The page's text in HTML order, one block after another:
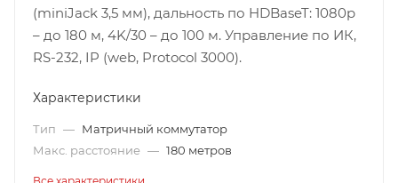
(miniJack 3,5 мм), дальность по HDBaseT: 1080p
– до 180 м, 4K/30 – до 100 м. Управление по ИК,
RS-232, IP (web, Protocol 3000).
Характеристики
Тип — Матричный коммутатор
Макс. расстояние — 180 метров